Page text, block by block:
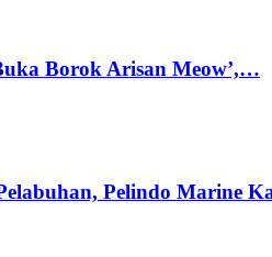
Borok Arisan Meow’,…
Pelindo Marine